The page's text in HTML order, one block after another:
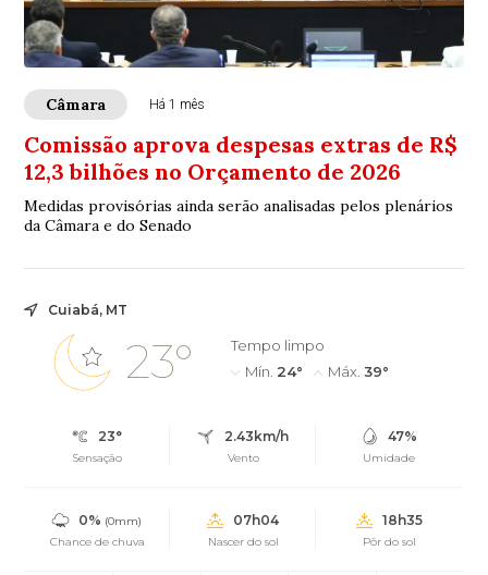
Câmara Há 1 mês
Comissão aprova despesas extras de R$
12,3 bilhões no Orçamento de 2026
Medidas provisórias ainda serão analisadas pelos plenários
da Câmara e do Senado
Cuiabá, MT
23°
Tempo limpo
Mín. 24° Máx. 39°
23°
Sensação
2.43km/h
Vento
47%
Umidade
0% (0mm)
Chance de chuva
07h04
Nascer do sol
18h35
Pôr do sol